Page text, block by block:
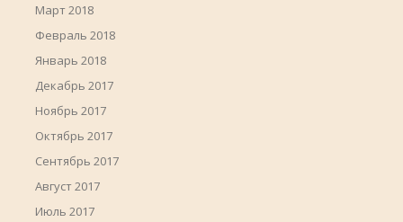
Март 2018
Февраль 2018
Январь 2018
Декабрь 2017
Ноябрь 2017
Октябрь 2017
Сентябрь 2017
Август 2017
Июль 2017